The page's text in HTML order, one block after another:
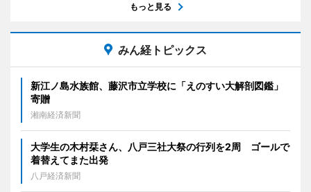
もっと見る
みん経トピックス
新江ノ島水族館、藤沢市立学校に「えのすい大解剖図鑑」
寄贈
湘南経済新聞
大学生の木村栞さん、八戸三社大祭の行列を2周 ゴールで
着替えてまた出発
八戸経済新聞